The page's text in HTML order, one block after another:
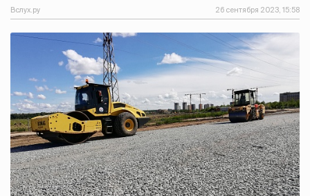
Вслух.ру 26 сентября 2023, 15:58